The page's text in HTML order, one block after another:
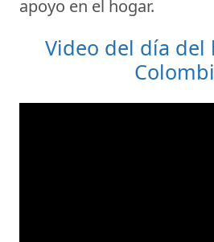
apoyo en el hogar.
Video del día del